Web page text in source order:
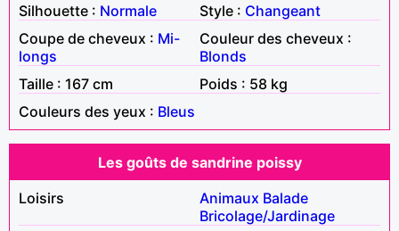
Silhouette : Normale Style : Changeant
Coupe de cheveux : Mi-
longs
Couleur des cheveux :
Blonds
Taille : 167 cm
Poids : 58 kg
Couleurs des yeux : Bleus
Les goûts de sandrine poissy
Loisirs
Animaux Balade
Bricolage/Jardinage